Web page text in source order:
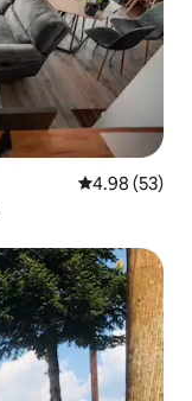
Calificación
4.98 (53)